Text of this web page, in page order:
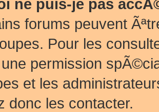
ne puis-je pas
forums peuvent
Pour les
permission
et les
donc les contacter.